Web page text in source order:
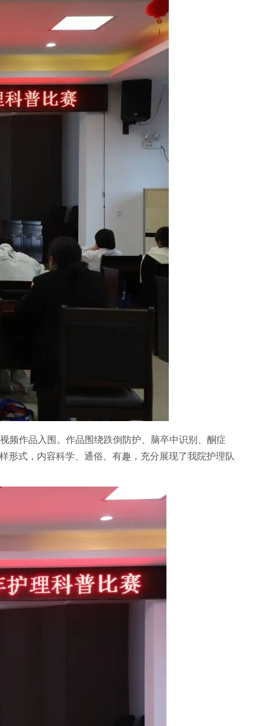
频作品入围。作品围绕跌倒防护、脑卒中识别、酮症
形式，内容科学、通俗、有趣，充分展现了我院护理队